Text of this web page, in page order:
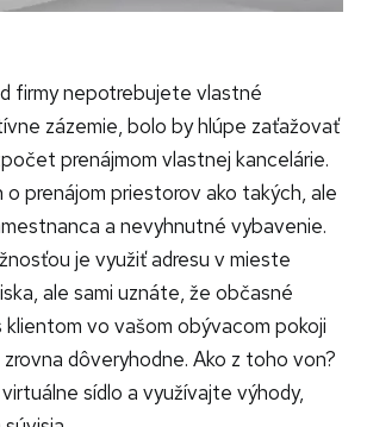
firmy nepotrebujete vlastné
zázemie, bolo by hlúpe zaťažovať
prenájmom vlastnej kancelárie.
o prenájom priestorov ako takých, ale
a nevyhnutné vybavenie.
je využiť adresu v mieste
ale sami uznáte, že občasné
klientom vo vašom obývacom pokoji
dôveryhodne. Ako z toho von?
sídlo a využívajte výhody,